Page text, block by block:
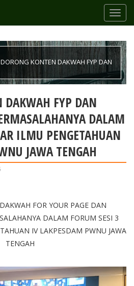
DORONG KONTEN DAKWAH FYP DAN
PWNU JAWA TENGAH
DAKWAH FYP DAN
DALAM
ILMU PENGETAHUAN
JAWA TENGAH
FOR YOUR PAGE DAN
DALAM FORUM SESI 3
IV LAKPESDAM PWNU JAWA
TENGAH